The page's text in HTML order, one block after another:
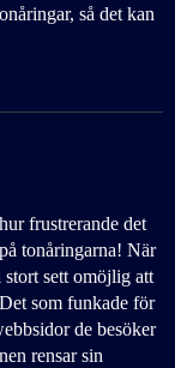
så det kan
frustrerande det
tonåringarna! När
sett omöjlig att
som funkade för
de besöker
rensar sin